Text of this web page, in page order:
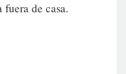
de casa.